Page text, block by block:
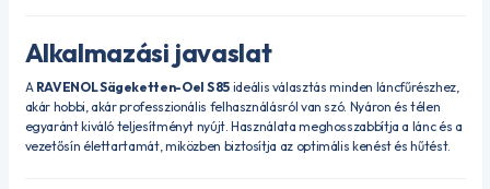
Alkalmazási javaslat
A RAVENOL Sägeketten-Oel S 85 ideális választás minden láncfűrészhez,
akár hobbi, akár professzionális felhasználásról van szó. Nyáron és télen
egyaránt kiváló teljesítményt nyújt. Használata meghosszabbítja a lánc és a
vezetősín élettartamát, miközben biztosítja az optimális kenést és hűtést.